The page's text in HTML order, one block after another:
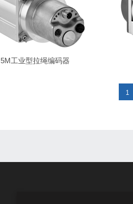
5M工业型拉绳编码器
1